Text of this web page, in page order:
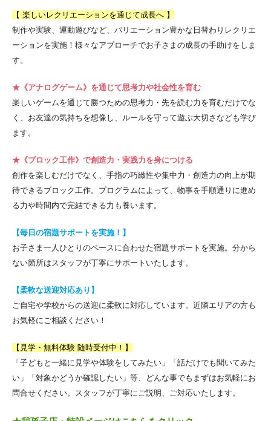
【 楽しいレクリエーションを通じて成長へ 】
制作や実験、運動遊びなど、バリエーション豊かな日替わりレクリエ
ーションを実施！様々なアプローチでお子さまの成長の手助けをしま
す。
★《アナログゲーム》を通じて思考力や社会性を育む
楽しいゲームを通じて勝つための思考力・先を読む力を育むだけでな
く、お友達の気持ちを想像し、ルールを守って遊ぶ大切さなども学び
ます。
★《ブロック工作》で創造力・実践力を身につける
創作を楽しむだけでなく、手指の巧緻性や集中力・創造力の向上が期
待できるブロック工作。プログラムによって、物事を手順通りに進め
る力や時間内で完結できる力も養います。
【毎日の宿題サポートを実施！】
お子さま一人ひとりのペースに合わせた宿題サポートを実施。分から
ない箇所はスタッフが丁寧にサポートいたします。
【柔軟な送迎対応あり】
ご自宅や学校からの送迎に柔軟に対応しています。近隣エリアの方も
お気軽にご相談ください！
【見学・無料体験 随時受付中！】
「子どもと一緒に見学や体験をしてみたい」「話だけでも聞いてみた
い」「対象かどうか確認したい」等、どんな事でもまずはお気軽にお
問合せください。スタッフが丁寧にご説明、ご対応いたします。